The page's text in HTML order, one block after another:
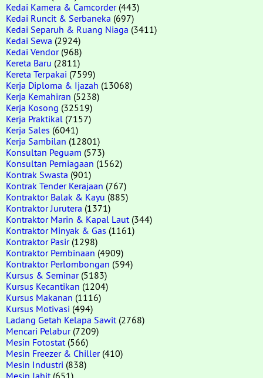
Kedai Kamera & Camcorder(443)
Kedai Runcit & Serbaneka (697)
Kedai Separuh & Ruang Niaga (3411)
Kedai Sewa (2924)
Kedai Vendor(968)
Kereta Baru (2811)
Kereta Terpakai (7599)
Kerja Diploma & Ijazah (13068)
Kerja Kemahiran (5238)
Kerja Kosong (32519)
Kerja Praktikal (7157)
Kerja Sales (6041)
Kerja Sambilan (12801)
Konsultan Peguam (573)
Konsultan Perniagaan (1562)
Kontrak Swasta (901)
Kontrak Tender Kerajaan (767)
Kontraktor Balak & Kayu (885)
Kontraktor Jurutera (1371)
Kontraktor Marin & Kapal Laut (344)
Kontraktor Minyak & Gas (1161)
Kontraktor Pasir(1298)
Kontraktor Pembinaan (4909)
Kontraktor Perlombongan (594)
Kursus & Seminar(5183)
Kursus Kecantikan (1204)
Kursus Makanan (1116)
Kursus Motivasi (494)
Ladang Getah Kelapa Sawit (2768)
Mencari Pelabur(7209)
Mesin Fotostat (566)
Mesin Freezer & Chiller(410)
Mesin Industri (838)
Mesin Jahit (651)